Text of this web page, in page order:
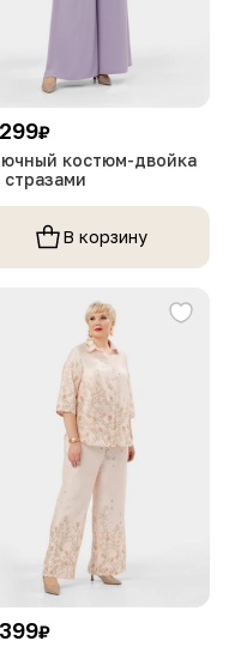
₽
костюм-двойка
стразами
В корзину
₽